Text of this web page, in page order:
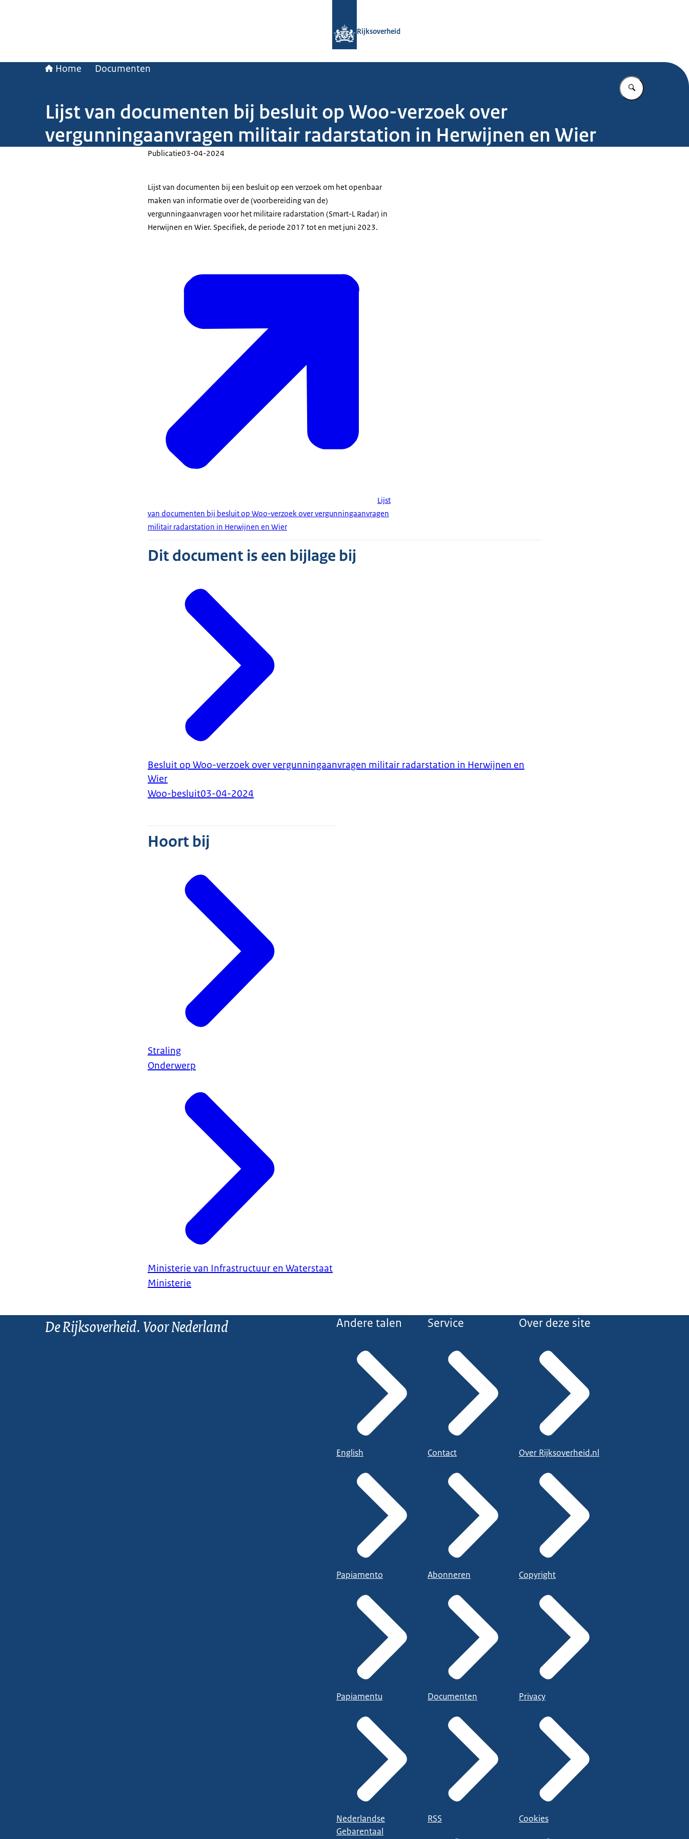
Rijksoverheid
Home Documenten
Vul in wat u
Lijst van documenten bij besluit op Woo-verzoek over
vergunningaanvragen militair radarstation in Herwijnen en Wier
Publicatie03-04-2024
Lijst van documenten bij een besluit op een verzoek om het openbaar
maken van informatie over de (voorbereiding van de)
vergunningaanvragen voor het militaire radarstation (Smart-L Radar) in
Herwijnen en Wier. Specifiek, de periode 2017 tot en met juni 2023.
Lijst
van documenten bij besluit op Woo-verzoek over vergunningaanvragen
militair radarstation in Herwijnen en Wier
Dit document is een bijlage bij
Besluit op Woo-verzoek over vergunningaanvragen militair radarstation in Herwijnen en
Wier
Woo-besluit03-04-2024
Hoort bij
Straling
Onderwerp
Ministerie van Infrastructuur en Waterstaat
Ministerie
De Rijksoverheid. Voor Nederland Andere talen
English
Papiamento
Papiamentu
Nederlandse
Gebarentaal
Service
Contact
Abonneren
Documenten
RSS
Over deze site
Over Rijksoverheid.nl
Copyright
Privacy
Cookies